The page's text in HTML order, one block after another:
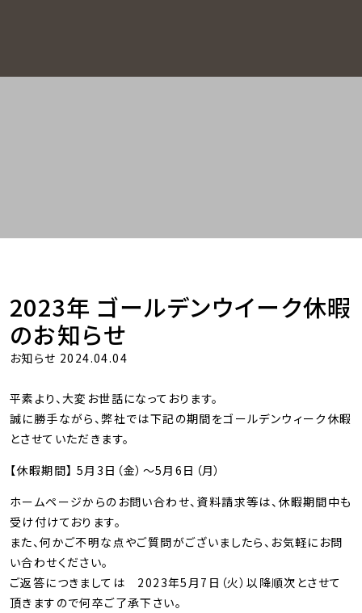
2023年 ゴールデンウイーク休暇
のお知らせ
お知らせ 2024.04.04
平素より、大変お世話になっております。
誠に勝手ながら、弊社では下記の期間をゴールデンウィーク休暇
とさせていただきます。
【休暇期間】 5月3日（金）～5月6日（月）
ホームページからのお問い合わせ、資料請求等は、休暇期間中も
受け付けております。
また、何かご不明な点やご質問がございましたら、お気軽にお問
い合わせください。
ご返答につきましては 2023年5月7日（火）以降順次とさせて
頂きますので何卒ご了承下さい。